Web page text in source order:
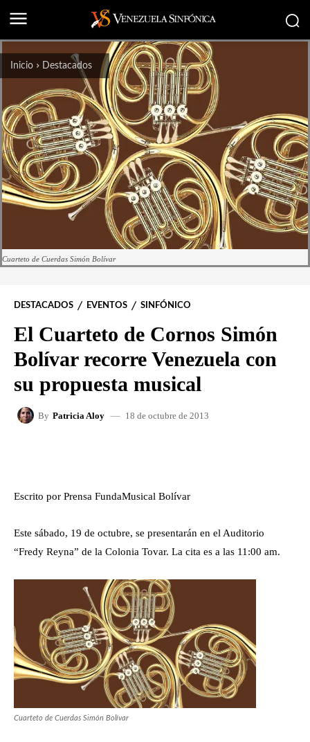
Inicio Destacados
Cuarteto de Cuerdas Simón Bolívar
DESTACADOS EVENTOS SINFÓNICO
El Cuarteto de Cornos Simón
Bolívar recorre Venezuela con
su propuesta musical
By Patricia Aloy 18 de octubre de 2013
Escrito por Prensa FundaMusical Bolívar
Este sábado, 19 de octubre, se presentarán en el Auditorio
“Fredy Reyna” de la Colonia Tovar. La cita es a las 11:00 am.
Cuarteto de Cuerdas Simón Bolívar